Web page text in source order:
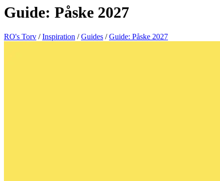
Guide: Påske 2027
RO's Torv /Inspiration /Guides /Guide: Påske 2027